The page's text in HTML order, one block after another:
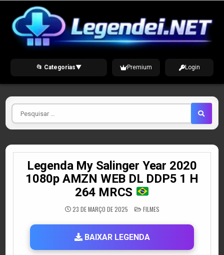
content
📂 Categorias▼ Premium Login
Pesquisar
por
Legenda My Salinger Year 2020
1080p AMZN WEB DL DDP5 1 H
264 MRCS
23 DE MARÇO DE 2025 POSTED
IN
FILMES
BAIXAR LEGENDA